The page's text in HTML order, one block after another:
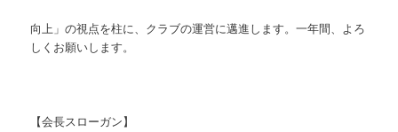
向上」の視点を柱に、クラブの運営に邁進します。一年間、よろ
しくお願いします。
【会長スローガン】